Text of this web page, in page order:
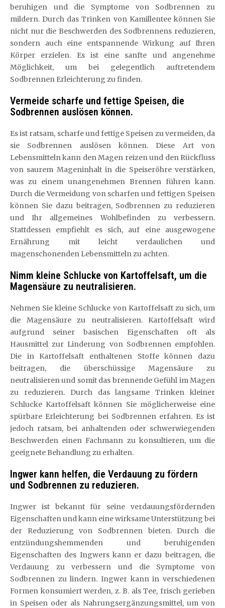
beruhigen und die Symptome von Sodbrennen zu
mildern. Durch das Trinken von Kamillentee können Sie
nicht nur die Beschwerden des Sodbrennens reduzieren,
sondern auch eine entspannende Wirkung auf Ihren
Körper erzielen. Es ist eine sanfte und angenehme
Möglichkeit, um bei gelegentlich auftretendem
Sodbrennen Erleichterung zu finden.
Vermeide scharfe und fettige Speisen, die
Sodbrennen auslösen können.
Es ist ratsam, scharfe und fettige Speisen zu vermeiden, da
sie Sodbrennen auslösen können. Diese Art von
Lebensmitteln kann den Magen reizen und den Rückfluss
von saurem Mageninhalt in die Speiseröhre verstärken,
was zu einem unangenehmen Brennen führen kann.
Durch die Vermeidung von scharfen und fettigen Speisen
können Sie dazu beitragen, Sodbrennen zu reduzieren
und Ihr allgemeines Wohlbefinden zu verbessern.
Stattdessen empfiehlt es sich, auf eine ausgewogene
Ernährung mit leicht verdaulichen und
magenschonenden Lebensmitteln zu achten.
Nimm kleine Schlucke von Kartoffelsaft, um die
Magensäure zu neutralisieren.
Nehmen Sie kleine Schlucke von Kartoffelsaft zu sich, um
die Magensäure zu neutralisieren. Kartoffelsaft wird
aufgrund seiner basischen Eigenschaften oft als
Hausmittel zur Linderung von Sodbrennen empfohlen.
Die in Kartoffelsaft enthaltenen Stoffe können dazu
beitragen, die überschüssige Magensäure zu
neutralisieren und somit das brennende Gefühl im Magen
zu reduzieren. Durch das langsame Trinken kleiner
Schlucke Kartoffelsaft können Sie möglicherweise eine
spürbare Erleichterung bei Sodbrennen erfahren. Es ist
jedoch ratsam, bei anhaltenden oder schwerwiegenden
Beschwerden einen Fachmann zu konsultieren, um die
geeignete Behandlung zu erhalten.
Ingwer kann helfen, die Verdauung zu fördern
und Sodbrennen zu reduzieren.
Ingwer ist bekannt für seine verdauungsfördernden
Eigenschaften und kann eine wirksame Unterstützung bei
der Reduzierung von Sodbrennen bieten. Durch die
entzündungshemmenden und beruhigenden
Eigenschaften des Ingwers kann er dazu beitragen, die
Verdauung zu verbessern und die Symptome von
Sodbrennen zu lindern. Ingwer kann in verschiedenen
Formen konsumiert werden, z. B. als Tee, frisch gerieben
in Speisen oder als Nahrungsergänzungsmittel, um von